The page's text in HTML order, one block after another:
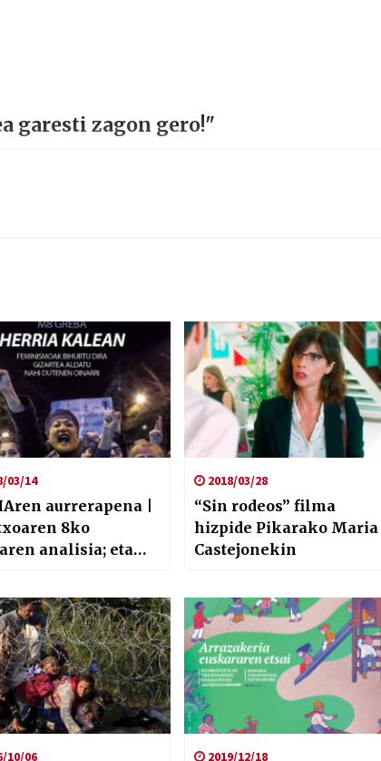
garesti zagon gero!"
03/14
aurrerapena |
8ko
analisia; eta
arteko lotura
2018/03/28
“Sin rodeos” filma
hizpide Pikarako Maria
Castejonekin
10/06 2019/12/18